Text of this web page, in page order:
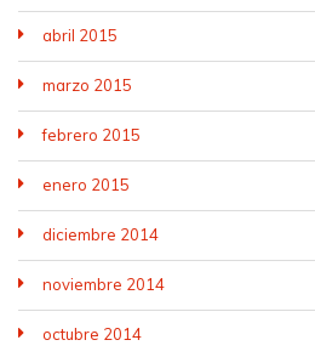
abril 2015
marzo 2015
febrero 2015
enero 2015
diciembre 2014
noviembre 2014
octubre 2014